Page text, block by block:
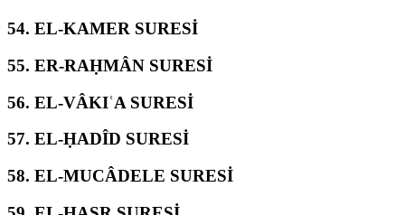
54. EL-KAMER SURESİ
55. ER-RAḤMÂN SURESİ
56. EL-VÂKIʿA SURESİ
57. EL-ḤADÎD SURESİ
58. EL-MUCÂDELE SURESİ